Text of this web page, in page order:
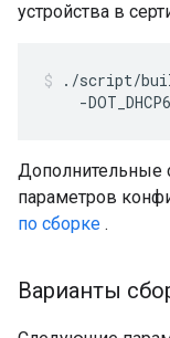
устройства в
./script/build -
-
Дополнительные
параметров
по сборке .
Варианты